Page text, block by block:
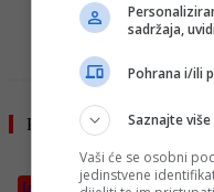
Pročitajte još
Izdvojeno
sadržaja,
Pohrana i/ili
Saznajte više
Vaši će se osobni
jedinstvene